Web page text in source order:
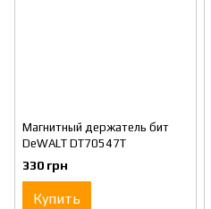
Магнитный держатель бит
DeWALT DT70547T
330 грн
Купить